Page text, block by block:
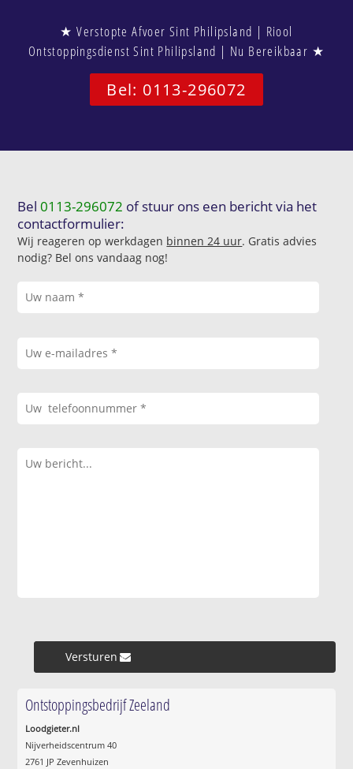
★ Verstopte Afvoer Sint Philipsland | Riool
Ontstoppingsdienst Sint Philipsland | Nu Bereikbaar ★
Bel: 0113-296072
Bel0113-296072 of stuur ons een bericht via het
contactformulier:
Wij reageren op werkdagen binnen 24 uur. Gratis advies
nodig? Bel ons vandaag nog!
Versturen »
Ontstoppingsbedrijf Zeeland
Loodgieter.nl
Nijverheidscentrum 40
2761 JP Zevenhuizen